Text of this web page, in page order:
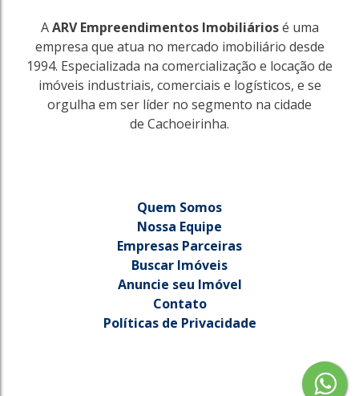
AARV Empreendimentos Imobiliáriosé uma
empresa que atua no mercado imobiliário desde
1994. Especializada na comercialização e locação de
imóveis industriais, comerciais e logísticos, e se
orgulha em ser líder no segmento na cidade
de Cachoeirinha.
Quem Somos
Nossa Equipe
Empresas Parceiras
Buscar Imóveis
Anuncie seu Imóvel
Contato
Políticas de Privacidade